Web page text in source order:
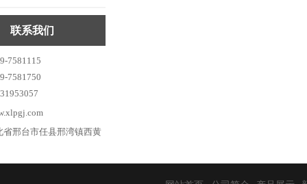
联系我们
7581115
7581750
省邢台市任县邢湾镇西黄